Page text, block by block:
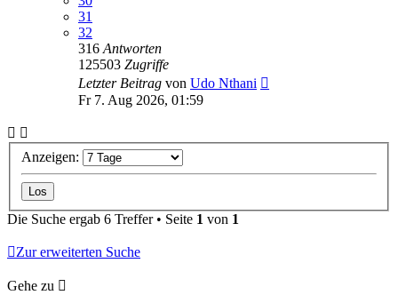
31
32
316Antworten
125503 Zugriffe
Letzter Beitrag von Udo Nthani
Fr 7. Aug 2026, 01:59
Anzeigen:
Die Suche ergab 6 Treffer • Seite 1 von 1
Zur erweiterten Suche
Gehe zu